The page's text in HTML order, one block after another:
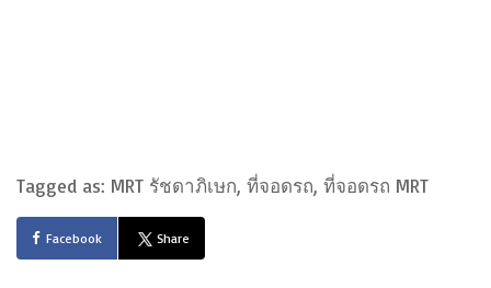
Tagged as: MRT รัชดาภิเษก, ที่จอดรถ, ที่จอดรถ MRT
Facebook Share